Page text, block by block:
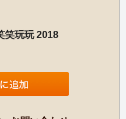
笑玩玩 2018